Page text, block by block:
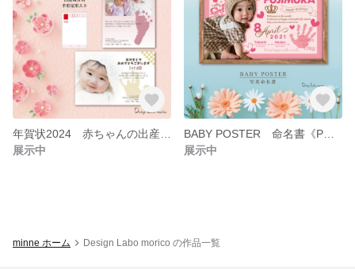
展示中
展示中
minne ホーム Design Labo morico の作品一覧